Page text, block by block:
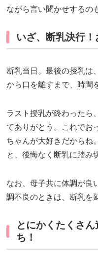
ながら言い聞かせするの
いざ、断乳決行
断乳当日。最後の授乳は
から口を離すまで、時間
ラスト授乳が終わったら
てありがとう。これでお
ちゃんが大好きだからね
と、後悔なく断乳に踏み
なお、母子共に体調が
調不良のときは、断乳を
とにかくたくさ
ち！